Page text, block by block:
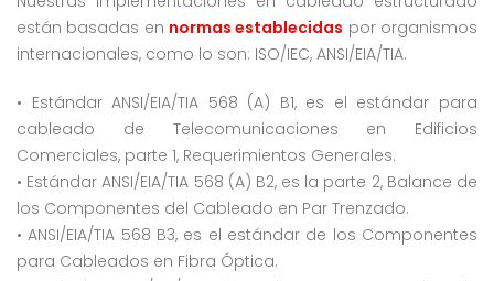
están basadas en normas establecidas por organismos
internacionales, como lo son: ISO/IEC, ANSI/EIA/TIA.
• Estándar ANSI/EIA/TIA 568 (A) B1, es el estándar para
cableado de Telecomunicaciones en Edificios
Comerciales, parte 1, Requerimientos Generales.
• Estándar ANSI/EIA/TIA 568 (A) B2, es la parte 2, Balance de
los Componentes del Cableado en Par Trenzado.
• ANSI/EIA/TIA 568 B3, es el estándar de los Componentes
para Cableados en Fibra Óptica.